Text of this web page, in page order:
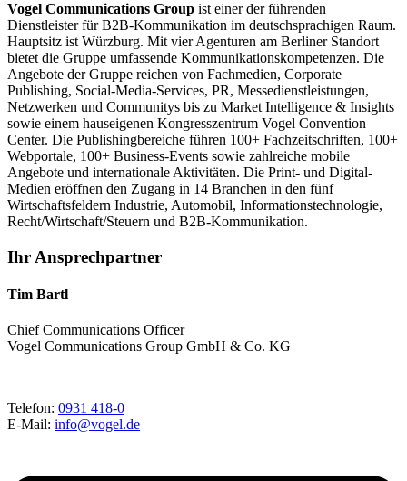
Vogel Communications Group ist einer der führenden
Dienstleister für B2B-Kommunikation im deutschsprachigen Raum.
Hauptsitz ist Würzburg. Mit vier Agenturen am Berliner Standort
bietet die Gruppe umfassende Kommunikationskompetenzen. Die
Angebote der Gruppe reichen von Fachmedien, Corporate
Publishing, Social-Media-Services, PR, Messedienstleistungen,
Netzwerken und Communitys bis zu Market Intelligence & Insights
sowie einem hauseigenen Kongresszentrum Vogel Convention
Center. Die Publishingbereiche führen 100+ Fachzeitschriften, 100+
Webportale, 100+ Business-Events sowie zahlreiche mobile
Angebote und internationale Aktivitäten. Die Print- und Digital-
Medien eröffnen den Zugang in 14 Branchen in den fünf
Wirtschaftsfeldern Industrie, Automobil, Informationstechnologie,
Recht/Wirtschaft/Steuern und B2B-Kommunikation.
Ihr Ansprechpartner
Tim Bartl
Chief Communications Officer
Vogel Communications Group GmbH & Co. KG
Telefon: 0931 418-0
E-Mail: info@vogel.de